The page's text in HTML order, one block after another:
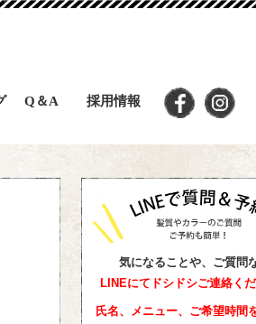
Q＆A 採用情報
気になることや、ご質問
LINEにてドシドシご連絡くだ
氏名、メニュー、ご希望時間